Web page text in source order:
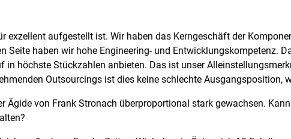
exzellent aufgestellt ist. Wir haben das Kerngeschäft der
Seite haben wir hohe Engineering- und Entwicklungskompetenz.
in höchste Stückzahlen anbieten. Das ist unser
Outsourcings ist dies keine schlechte Ausgangsposition,
Ägide von Frank Stronach überproportional stark gewachsen.